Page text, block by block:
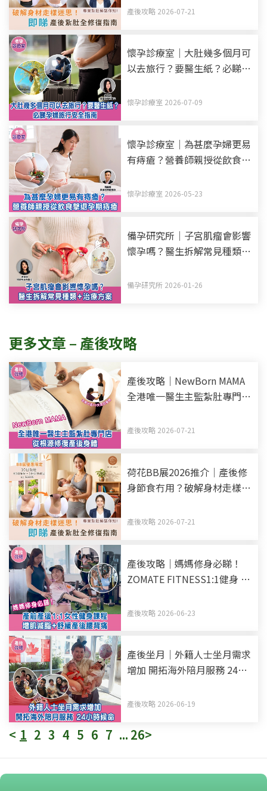
復指南
產後攻略 2026-07-21
懷孕診療室｜大肚幾多個月可
以去旅行？要醫生紙？必睇孕
懷孕診療室 2026-07-09
懷孕診療室｜為甚麼孕婦更易
有痔瘡？營養師親授從飲食擊
懷孕診療室 2026-05-23
備孕研究所｜子宮肌瘤會影響
懷孕嗎？醫生拆解常見種類
備孕研究所 2026-01-26
更多文章 – 產後攻略
產後攻略｜NewBorn MAMA
全港唯一醫生主監紮肚專門店
源修復產後身體
產後攻略 2026-07-21
荷花BB展2026推介｜產後修
身節食冇用？破解身材走樣迷
復指南
產後攻略 2026-07-21
產後攻略｜媽媽修身必睇！
ZOMATE FITNESS1:1健身 紥
產後攻略 2026-06-23
產後坐月｜外籍人士坐月需求
增加 開拓海外陪月服務 24小
產後攻略 2026-06-19
< 1 2 3 4 5 6 7 ... 26>